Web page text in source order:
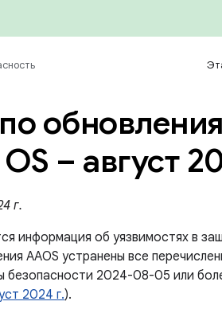
– август
г.
информация об уязвимостях в
AAOS устранены все
безопасности 2024-08-05 или
2024 г.).